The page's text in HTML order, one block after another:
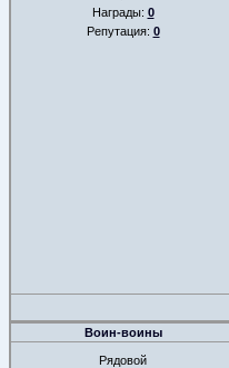
Награды: 0
Репутация: 0
Воин-воины
Рядовой